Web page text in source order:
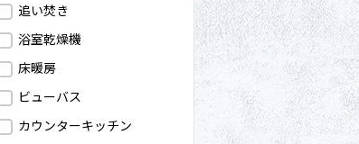
追い焚き
浴室乾燥機
床暖房
ビューバス
カウンターキッチン